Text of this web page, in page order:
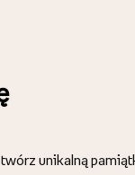
unikalną